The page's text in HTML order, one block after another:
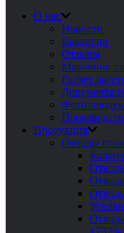
О нас
Новости
Вакансии
Отзывы
Марочник
Расчет
Фото
Продукция
Отводы